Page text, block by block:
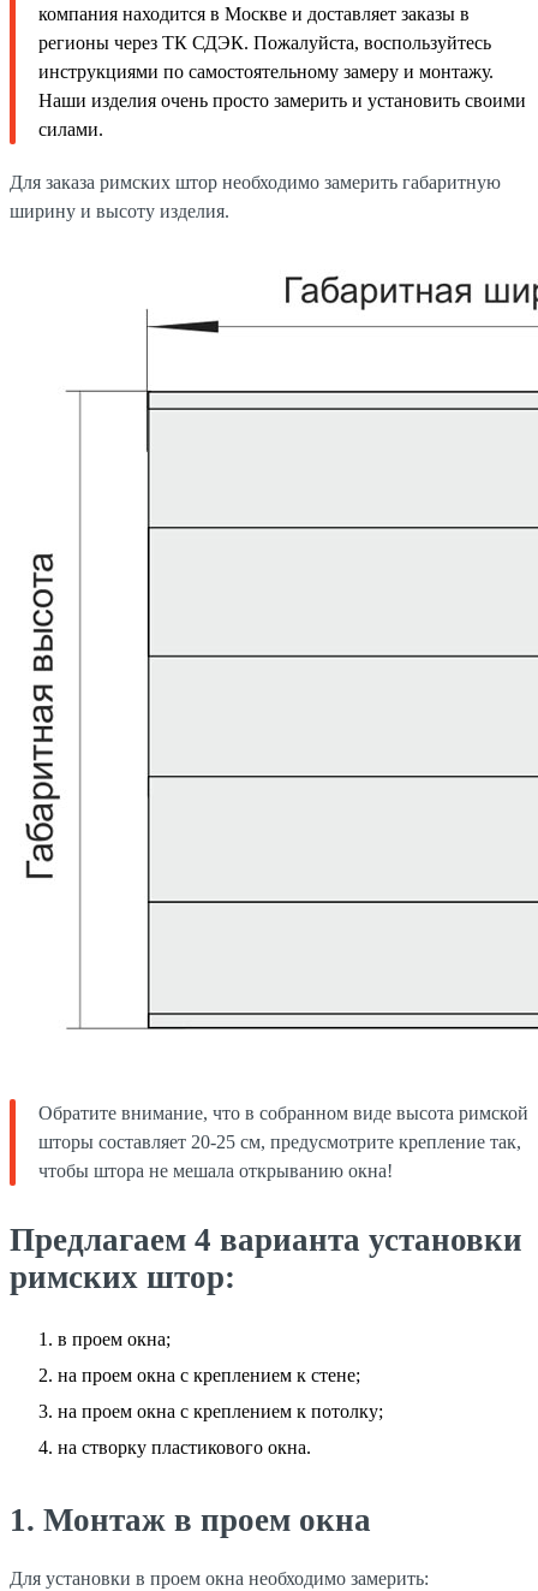
компания находится в Москве и доставляет заказы в
регионы через ТК СДЭК. Пожалуйста, воспользуйтесь
инструкциями по самостоятельному замеру и монтажу.
Наши изделия очень просто замерить и установить своими
силами.
Для заказа римских штор необходимо замерить габаритную
ширину и высоту изделия.
Обратите внимание, что в собранном виде высота римской
шторы составляет 20-25 см, предусмотрите крепление так,
чтобы штора не мешала открыванию окна!
Предлагаем 4 варианта установки
римских штор:
в проем окна;
на проем окна с креплением к стене;
на проем окна с креплением к потолку;
на створку пластикового окна.
1. Монтаж в проем окна
Для установки в проем окна необходимо замерить: